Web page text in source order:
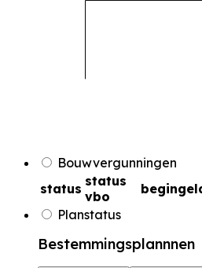
Bouwvergunningen
status status
vbo
Planstatus
Bestemmingsplannnen